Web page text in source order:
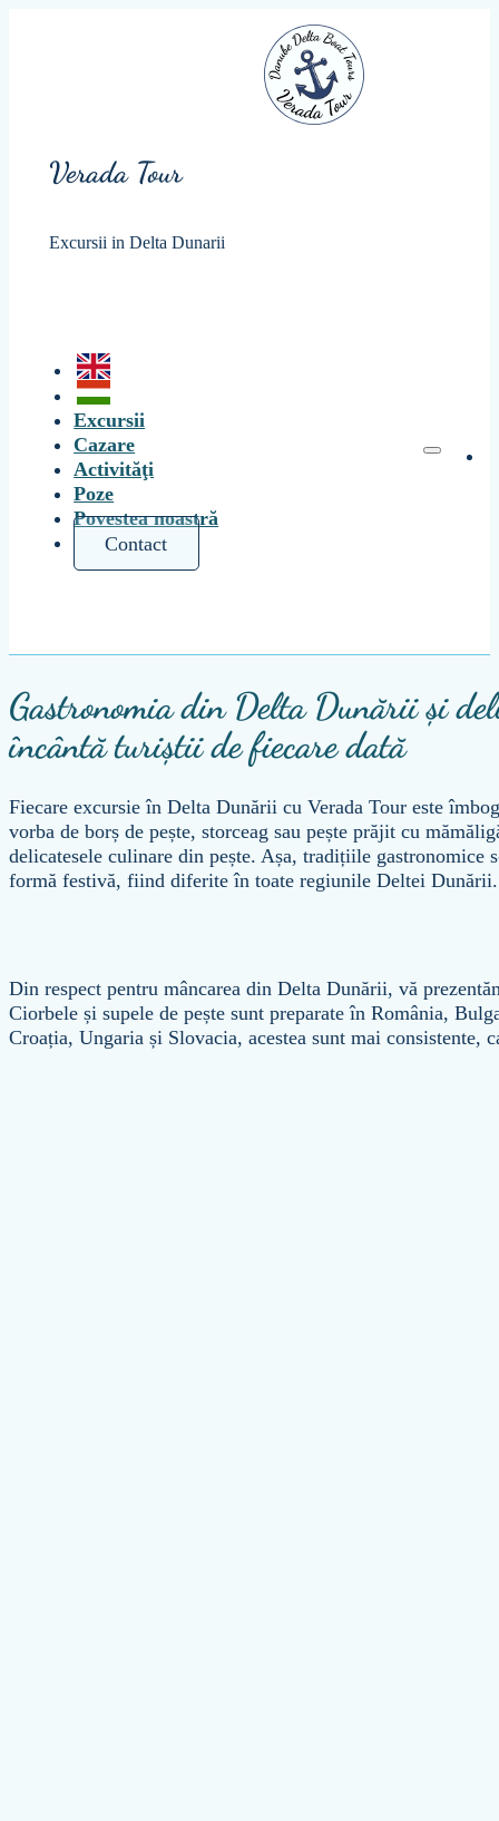
Verada Tour
Excursii in Delta Dunarii
Excursii
Cazare
Activităţi
Poze
Povestea noastră
Contact
Gastronomia din Delta Dunării și
încântă turiștii de fiecare dată
Fiecare excursie în Delta Dunării cu Verada Tour este
vorba de borș de pește, storceag sau pește prăjit cu
delicatesele culinare din pește. Așa, tradițiile gastronomice
formă festivă, fiind diferite în toate regiunile Deltei Dunării.
Din respect pentru mâncarea din Delta Dunării, vă
Ciorbele și supele de pește sunt preparate în România,
Croația, Ungaria și Slovacia, acestea sunt mai consistente,